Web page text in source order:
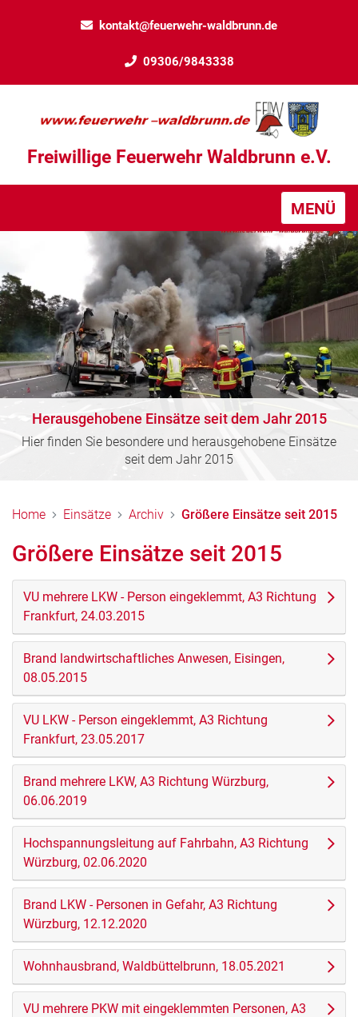
kontakt@feuerwehr-waldbrunn.de
09306/9843338
Freiwillige Feuerwehr Waldbrunn e.V.
MENÜ
Herausgehobene Einsätze seit dem Jahr 2015
Hier finden Sie besondere und herausgehobene Einsätze
seit dem Jahr 2015
Home Einsätze Archiv Größere Einsätze seit 2015
Größere Einsätze seit 2015
VU mehrere LKW - Person eingeklemmt, A3 Richtung
Frankfurt, 24.03.2015
Brand landwirtschaftliches Anwesen, Eisingen,
08.05.2015
VU LKW - Person eingeklemmt, A3 Richtung
Frankfurt, 23.05.2017
Brand mehrere LKW, A3 Richtung Würzburg,
06.06.2019
Hochspannungsleitung auf Fahrbahn, A3 Richtung
Würzburg, 02.06.2020
Brand LKW - Personen in Gefahr, A3 Richtung
Würzburg, 12.12.2020
Wohnhausbrand, Waldbüttelbrunn, 18.05.2021
VU mehrere PKW mit eingeklemmten Personen, A3